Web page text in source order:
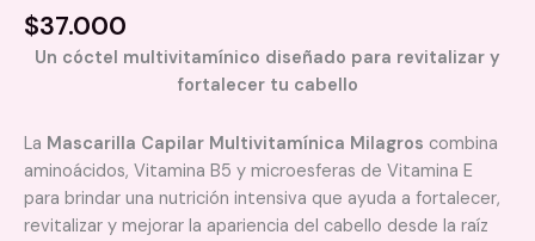
Valorado
5.00 sobre
en
2
$37.000
Un cóctel multivitamínico diseñado para revitalizar y
fortalecer tu cabello
La Mascarilla Capilar Multivitamínica Milagros combina
aminoácidos, Vitamina B5 y microesferas de Vitamina E
para brindar una nutrición intensiva que ayuda a fortalecer,
revitalizar y mejorar la apariencia del cabello desde la raíz